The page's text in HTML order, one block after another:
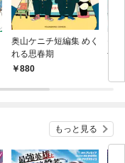
奥山ケニチ短編集 めく
れる思春期
880
号
もっと見る